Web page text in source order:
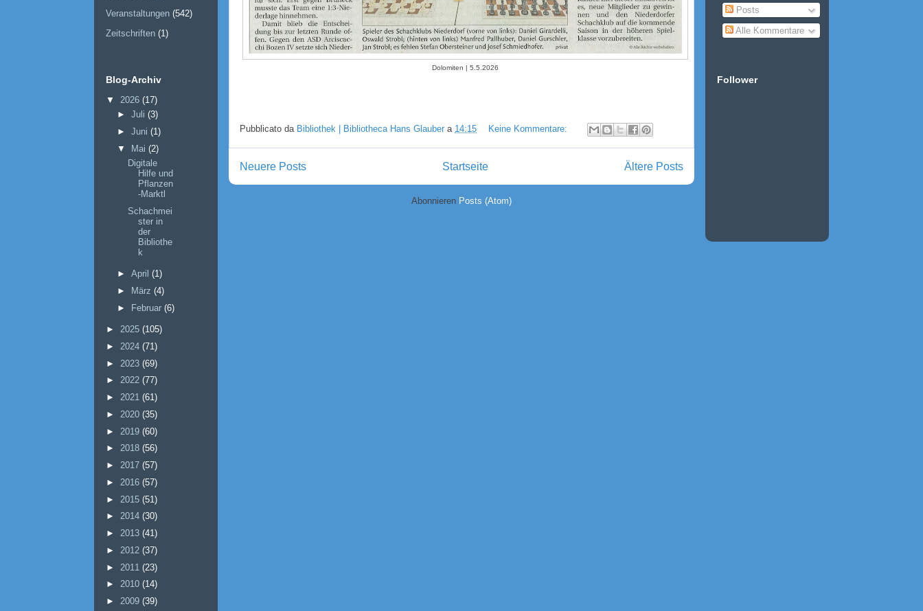
Dolomiten | 5.5.2026
Pubblicato da Bibliothek | Bibliotheca Hans Glauber a 14:15 Keine Kommentare:
Neuere Posts Ältere Posts
Startseite
Abonnieren Posts (Atom)
Veranstaltungen (542)
Zeitschriften (1)
Blog-Archiv
▼ 2026 (17)
► Juli (3)
► Juni (1)
▼
Mai (2)
Digitale
Hilfe und
Pflanzen
-Marktl
Schachmei
ster in
der
Bibliothe
k
► April (1)
►
März (4)
►
Februar (6)
► 2025 (105)
► 2024 (71)
► 2023 (69)
► 2022 (77)
► 2021 (61)
► 2020 (35)
► 2019 (60)
► 2018 (56)
► 2017 (57)
► 2016 (57)
► 2015 (51)
► 2014 (30)
► 2013 (41)
► 2012 (37)
► 2011 (23)
► 2010 (14)
► 2009 (39)
Posts
Alle Kommentare
Follower